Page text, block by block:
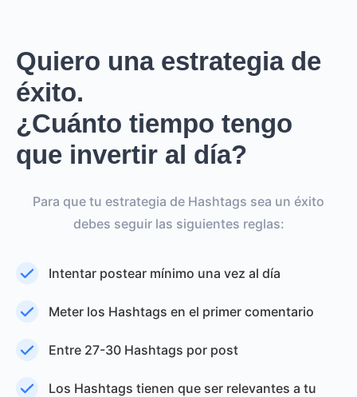
Quiero una estrategia de
éxito.
¿Cuánto tiempo tengo
que invertir al día?
Para que tu estrategia de Hashtags sea un éxito
debes seguir las siguientes reglas:
Intentar postear mínimo una vez al día
Meter los Hashtags en el primer comentario
Entre 27-30 Hashtags por post
Los Hashtags tienen que ser relevantes a tu